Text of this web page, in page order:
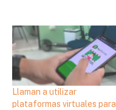
Llaman a utilizar
plataformas virtuales para